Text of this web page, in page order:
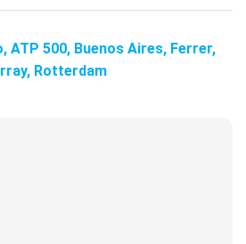
ATP 500, Buenos Aires, Ferrer,
Rotterdam